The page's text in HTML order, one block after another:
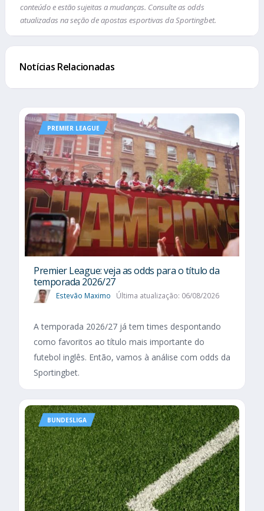
conteúdo e estão sujeitas a mudanças. Consulte as odds
atualizadas na seção de apostas esportivas da Sportingbet.
Notícias Relacionadas
PREMIER LEAGUE
Premier League: veja as odds para o título da
temporada 2026/27
Estevão Maximo Última atualização: 06/08/2026
A temporada 2026/27 já tem times despontando
como favoritos ao título mais importante do
futebol inglês. Então, vamos à análise com odds da
Sportingbet.
BUNDESLIGA